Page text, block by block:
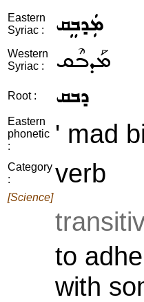
Eastern
Syriac :
ܡܲܕܒܸܩ
Western
Syriac :
ܡܰܕܒܶܩ
Root : ܕܒܩ
Eastern
phonetic
:
' mad
Category
:
verb
[Science]
to
with